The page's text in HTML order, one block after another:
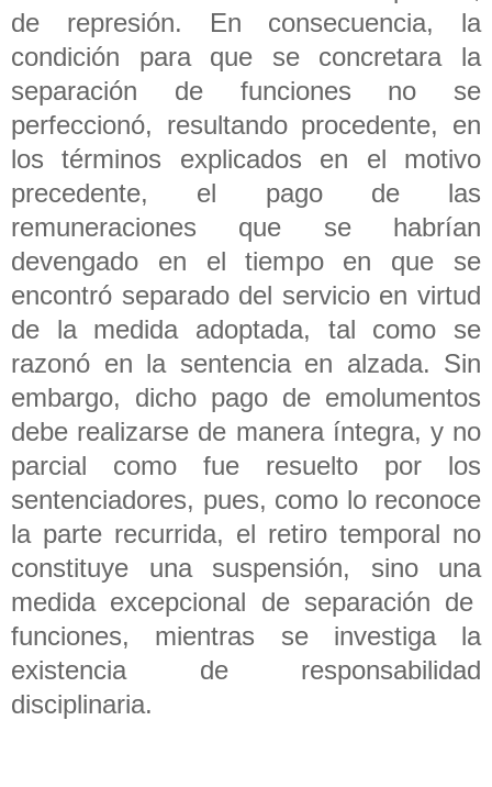
de represión. En consecuencia, la
condición para que se concretara la
separación de funciones no se
perfeccionó, resultando procedente, en
los términos explicados en el motivo
precedente, el pago de las
remuneraciones que se habrían
devengado en el tiempo en que se
encontró separado del servicio en virtud
de la medida adoptada, tal como se
razonó en la sentencia en alzada. Sin
embargo, dicho pago de emolumentos
debe realizarse de manera íntegra, y no
parcial como fue resuelto por los
sentenciadores, pues, como lo reconoce
la parte recurrida, el retiro temporal no
constituye una suspensión, sino una
medida excepcional de separación de
funciones, mientras se investiga la
existencia de responsabilidad
disciplinaria.